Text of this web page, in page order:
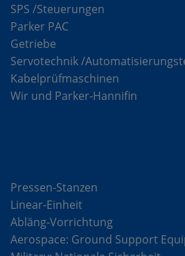
SPS /Steuerungen
Parker PAC
Getriebe
Servotechnik /
Kabelprüfmaschinen
Wir und Parker-Hannifin
Pressen-Stanzen
Linear-Einheit
Abläng-Vorrichtung
Aerospace: Ground Support